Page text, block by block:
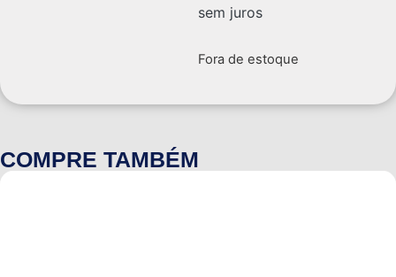
sem juros
Fora de estoque
COMPRE TAMBÉM